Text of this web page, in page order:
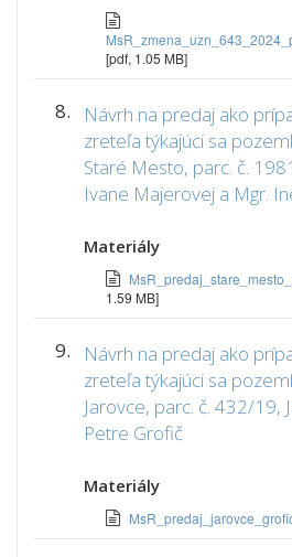
[pdf, 1.05 MB]
8.
Návrh na predaj ako
zreteľa týkajúci sa
Staré Mesto, parc. č.
Ivane Majerovej a Mgr.
Materiály
1.59 MB]
9.
Návrh na predaj ako
zreteľa týkajúci sa
Jarovce, parc. č. 432/19,
Petre Grofič
Materiály